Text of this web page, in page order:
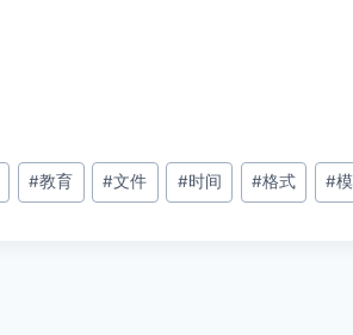
#教育 #文件 #时间 #格式 #